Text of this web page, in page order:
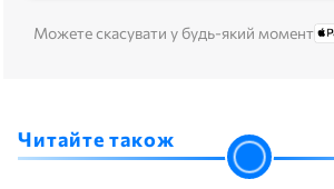
Можете скасувати у будь-який момент
Читайте також